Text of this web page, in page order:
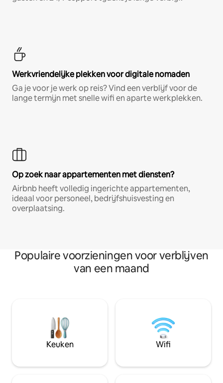
Werkvriendelijke plekken voor digitale nomaden
Ga je voor je werk op reis? Vind een verblijf voor de
lange termijn met snelle wifi en aparte werkplekken.
Op zoek naar appartementen met diensten?
Airbnb heeft volledig ingerichte appartementen,
ideaal voor personeel, bedrijfshuisvesting en
overplaatsing.
Populaire voorzieningen voor verblijven
van een maand
Keuken Wifi